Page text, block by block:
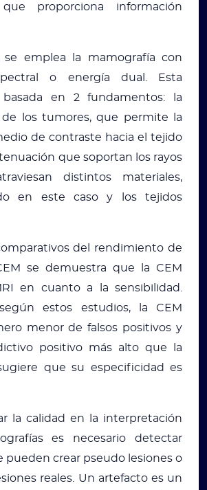
que proporciona información
se emplea la mamografía con
o energía dual. Esta
en 2 fundamentos: la
de los tumores, que permite la
de contraste hacia el tejido
que soportan los rayos
distintos materiales,
en este caso y los tejidos
del rendimiento de
se demuestra que la CEM
en cuanto a la sensibilidad.
estos estudios, la CEM
menor de falsos positivos y
positivo más alto que la
que su especificidad es
la calidad en la interpretación
es necesario detectar
pueden crear pseudo lesiones o
reales. Un artefacto es un